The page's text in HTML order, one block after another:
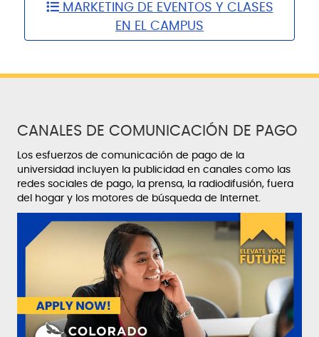
MARKETING DE EVENTOS Y CLASES
EN EL CAMPUS
CANALES DE COMUNICACIÓN DE PAGO
Los esfuerzos de comunicación de pago de la
universidad incluyen la publicidad en canales como las
redes sociales de pago, la prensa, la radiodifusión, fuera
del hogar y los motores de búsqueda de Internet.